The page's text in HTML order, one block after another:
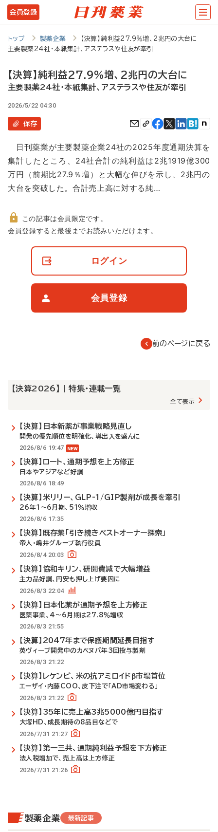
メ
イ
コ
テ
ツ
に
動
会員登録
トップ 製薬企業
【決算】純利益27.9％増、2兆円の大台に
主要製薬24社・本紙集計、アステラスや住友が牽引
【決算】純利益27.9％増、2兆円の大台に
主要製薬24社・本紙集計、アステラスや住友が牽引
2026/5/22 04:30
保存
日刊薬業が主要製薬企業24社の2025年度通期決算を
集計したところ、24社合計の純利益は2兆1919億300
万円（前期比27.9％増）と大幅な伸びを示し、2兆円の
大台を突破した。合計売上高に対する純…
非
この記事は会員限定です。
会員登録すると最後までお読みいただけます。
ログイン
会員登録
前のページに戻る
【決算2026】 | 特集・連載一覧
全て表示
【決算】日本新薬が事業戦略見直し
開発の優先順位を明確化、導出入を盛んに
2026/8/6 19:47
【決算】ロート、通期予想を上方修正
日本やアジアなど好調
2026/8/6 18:49
【決算】米リリー、GLP-1/GIP製剤が成長を牽引
26年1～6月期、51％増収
2026/8/6 17:35
【決算】既存薬「引き続きベストオーナー探索」
帝人・嶋井グループ執行役員
2026/8/4 20:03
【決算】協和キリン、研開費減で大幅増益
主力品好調、円安も押し上げ要因に
2026/8/3 22:04
【決算】日本化薬が通期予想を上方修正
医薬事業、4～6月期は27.8％増収
2026/8/3 21:55
【決算】2047年まで保護期間延長目指す
英ヴィーブ開発中のカベヌバ年3回投与製剤
2026/8/3 21:22
【決算】レケンビ、米の抗アミロイドβ市場首位
エーザイ・内藤COO、皮下注で「AD市場変わる」
2026/8/3 21:22
【決算】35年に売上高3兆5000億円目指す
大塚HD、成長期待の8品目などで
2026/7/31 21:27
【決算】第一三共、通期純利益予想を下方修正
法人税増加で、売上高は上方修正
2026/7/31 21:26
製薬企業 最新記事